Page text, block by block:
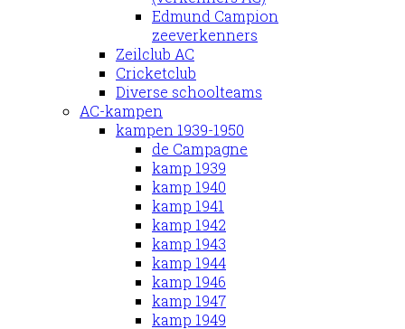
Edmund Campion
zeeverkenners
Zeilclub AC
Cricketclub
Diverse schoolteams
AC-kampen
kampen 1939-1950
de Campagne
kamp 1939
kamp 1940
kamp 1941
kamp 1942
kamp 1943
kamp 1944
kamp 1946
kamp 1947
kamp 1949